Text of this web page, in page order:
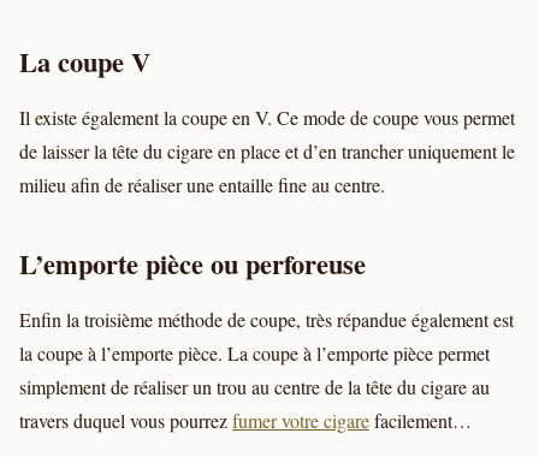
La coupe V
Il existe également la coupe en V. Ce mode de coupe vous permet
de laisser la tête du cigare en place et d’en trancher uniquement le
milieu afin de réaliser une entaille fine au centre.
L’emporte pièce ou perforeuse
Enfin la troisième méthode de coupe, très répandue également est
la coupe à l’emporte pièce. La coupe à l’emporte pièce permet
simplement de réaliser un trou au centre de la tête du cigare au
travers duquel vous pourrezfumer votre cigarefacilement…